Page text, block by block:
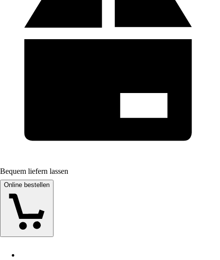
Bequem liefern lassen
Online bestellen